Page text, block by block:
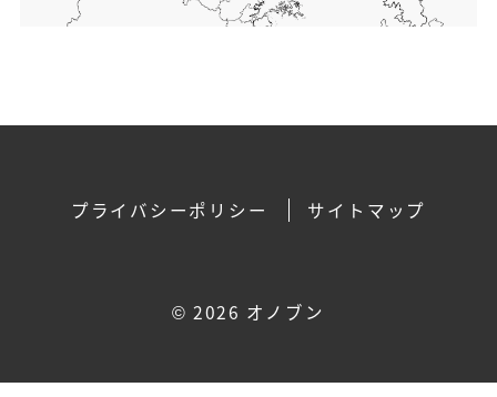
プライバシーポリシー サイトマップ
© 2026 オノブン